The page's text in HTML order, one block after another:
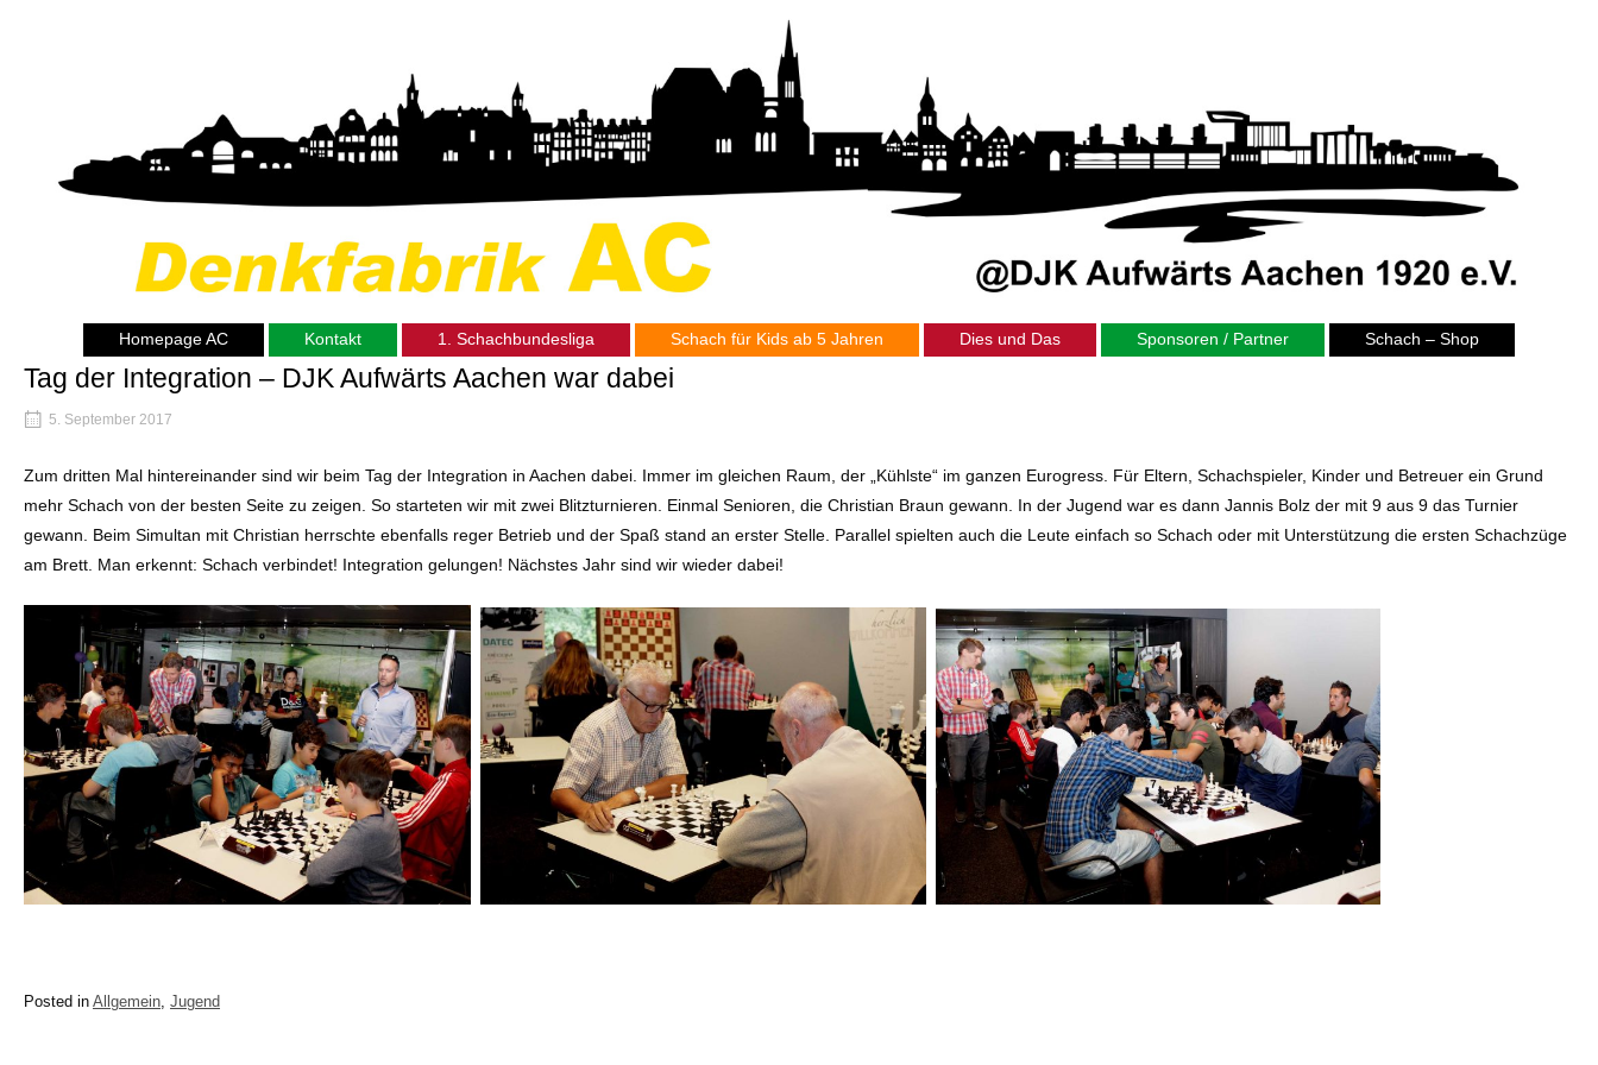
Homepage AC Kontakt 1. Schachbundesliga Schach für Kids ab 5 Jahren Dies und Das Sponsoren / Partner Schach – Shop
Tag der Integration – DJK Aufwärts Aachen war dabei
5. September 2017
Zum dritten Mal hintereinander sind wir beim Tag der Integration in Aachen dabei. Immer im gleichen Raum, der „Kühlste“ im ganzen Eurogress. Für Eltern, Schachspieler, Kinder und Betreuer ein Grund
mehr Schach von der besten Seite zu zeigen. So starteten wir mit zwei Blitzturnieren. Einmal Senioren, die Christian Braun gewann. In der Jugend war es dann Jannis Bolz der mit 9 aus 9 das Turnier
gewann. Beim Simultan mit Christian herrschte ebenfalls reger Betrieb und der Spaß stand an erster Stelle. Parallel spielten auch die Leute einfach so Schach oder mit Unterstützung die ersten Schachzüge
am Brett. Man erkennt: Schach verbindet! Integration gelungen! Nächstes Jahr sind wir wieder dabei!
Posted in Allgemein Jugend